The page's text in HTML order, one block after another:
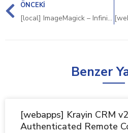
ÖNCEKI
[local] ImageMagick – Infinite Loop in the MIFF decoder can lead to CPU exhaustion
Benzer
[webapps] Krayin CRM
Authenticated Remote